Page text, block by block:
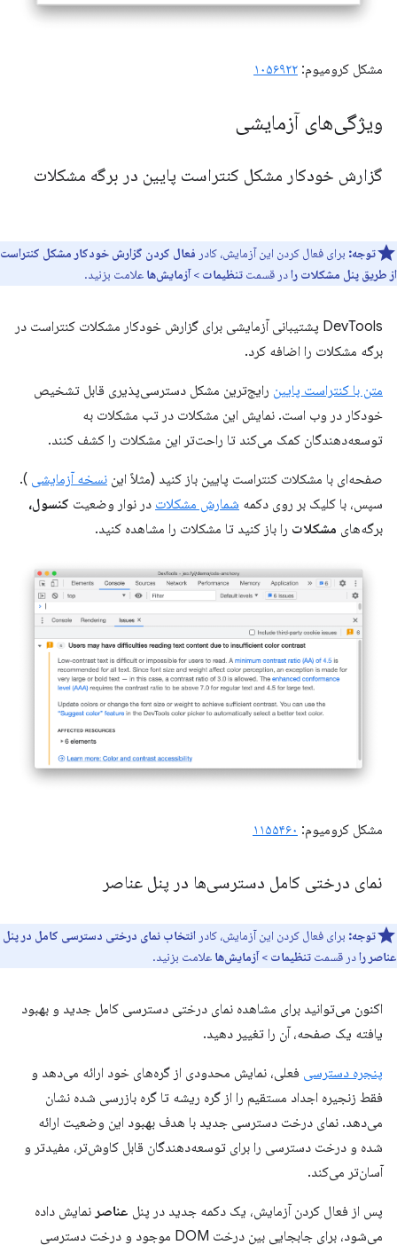
مشکل کرومیوم: ۱۰۵۶۹۲۲
ویژگی‌های آزمایشی
گزارش خودکار مشکل کنتراست پایین در برگه مشکلات
توجه: برای فعال کردن این آزمایش، کادر فعال کردن گزارش خودکار مشکل کنتراست
از طریق پنل مشکلات رادر قسمت تنظیمات >آزمایش‌ها علامت بزنید.
DevTools پشتیبانی آزمایشی برای گزارش خودکار مشکلات کنتراست در
برگه مشکلات را اضافه کرد.
متن با کنتراست پایین رایج‌ترین مشکل دسترسی‌پذیری قابل تشخیص
خودکار در وب است. نمایش این مشکلات در تب مشکلات به
توسعه‌دهندگان کمک می‌کند تا راحت‌تر این مشکلات را کشف کنند.
صفحه‌ای با مشکلات کنتراست پایین باز کنید (مثلاً این نسخه آزمایشی ).
سپس، با کلیک بر روی دکمه شمارش مشکلات در نوار وضعیت کنسول،
برگه‌های مشکلات را باز کنید تا مشکلات را مشاهده کنید.
مشکل کرومیوم: ۱۱۵۵۴۶۰
نمای درختی کامل دسترسی‌ها در پنل عناصر
توجه: برای فعال کردن این آزمایش، کادر انتخاب نمای درختی دسترسی کامل در پنل
عناصر رادر قسمت تنظیمات >آزمایش‌ها علامت بزنید.
اکنون می‌توانید برای مشاهده نمای درختی دسترسی کامل جدید و بهبود
یافته یک صفحه، آن را تغییر دهید.
پنجره دسترسی فعلی، نمایش محدودی از گره‌های خود ارائه می‌دهد و
فقط زنجیره اجداد مستقیم را از گره ریشه تا گره بازرسی شده نشان
می‌دهد. نمای درخت دسترسی جدید با هدف بهبود این وضعیت ارائه
شده و درخت دسترسی را برای توسعه‌دهندگان قابل کاوش‌تر، مفیدتر و
آسان‌تر می‌کند.
پس از فعال کردن آزمایش، یک دکمه جدید در پنل عناصر نمایش داده
می‌شود، برای جابجایی بین درخت DOM موجود و درخت دسترسی